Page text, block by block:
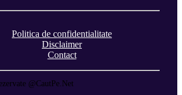
Politica de confidentialitate
Disclaimer
Contact
@CautPe.Net